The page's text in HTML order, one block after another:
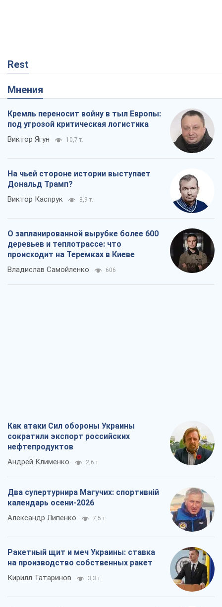
Rest
Мнения
Кремль переносит войну в тыл Европы:
под угрозой критическая логистика
Виктор Ягун 10,7 т.
На чьей стороне истории выступает
Дональд Трамп?
Виктор Каспрук 8,9 т.
О запланированной вырубке более 600
деревьев и теплотрассе: что
происходит на Теремках в Киеве
Владислав Самойленко 606
Как атаки Сил обороны Украины
сократили экспорт российских
нефтепродуктов
Андрей Клименко 2,6 т.
Два супертурнира Магучих: спортивній
календарь осени-2026
Александр Липенко 7,5 т.
Ракетный щит и меч Украины: ставка
на производство собственных ракет
Кирилл Татаринов 3,3 т.